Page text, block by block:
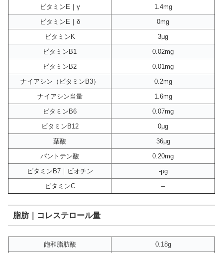
ビタミンE｜γ
1.4mg
ビタミンE｜δ
0mg
ビタミンK
3μg
ビタミンB1
0.02mg
ビタミンB2
0.01mg
ナイアシン（ビタミンB3）
0.2mg
ナイアシン当量
1.6mg
ビタミンB6
0.07mg
ビタミンB12
0μg
葉酸
36μg
パントテン酸
0.20mg
ビタミンB7｜ビオチン
-μg
ビタミンC
–
脂肪｜コレステロール量
飽和脂肪酸
0.18g